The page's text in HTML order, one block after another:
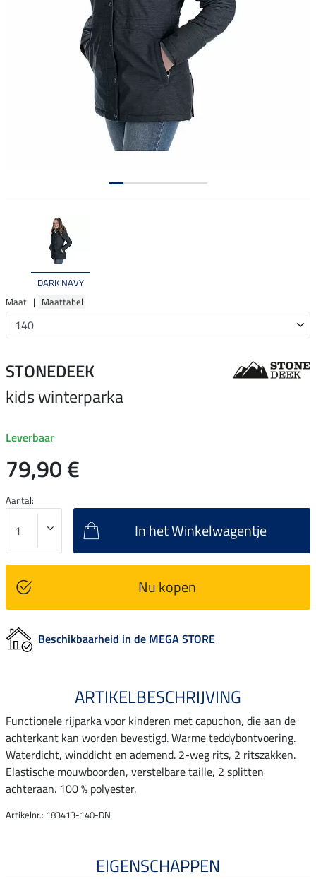
DARK NAVY
Maat: | Maattabel
STONEDEEK
kids winterparka
Leverbaar
79,90 €
Aantal:
In het Winkelwagentje
Nu kopen
Beschikbaarheid in de MEGA STORE
ARTIKELBESCHRIJVING
Functionele rijparka voor kinderen met capuchon, die aan de
achterkant kan worden bevestigd. Warme teddybontvoering.
Waterdicht, winddicht en ademend. 2-weg rits, 2 ritszakken.
Elastische mouwboorden, verstelbare taille, 2 splitten
achteraan. 100 % polyester.
Artikelnr.: 183413-140-DN
EIGENSCHAPPEN